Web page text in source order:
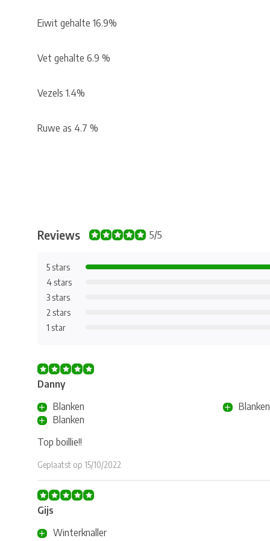
Eiwit gehalte 16.9%
Vet gehalte 6.9 %
Vezels 1.4%
Ruwe as 4.7 %
Reviews 5/5
5 stars
4 stars
3 stars
2 stars
1 star
Danny
Blanken
Blanken
Blanken
Top boillie!!
Geplaatst op 15/10/2022
Gijs
Winterknaller